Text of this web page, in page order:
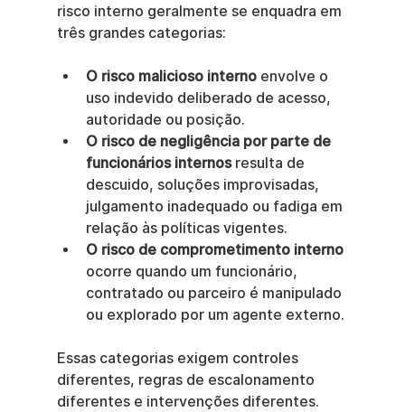
risco interno geralmente se enquadra em
três grandes categorias:
O risco malicioso interno envolve o
uso indevido deliberado de acesso,
autoridade ou posição.
O risco de negligência por parte de
funcionários internos resulta de
descuido, soluções improvisadas,
julgamento inadequado ou fadiga em
relação às políticas vigentes.
O risco de comprometimento interno
ocorre quando um funcionário,
contratado ou parceiro é manipulado
ou explorado por um agente externo.
Essas categorias exigem controles
diferentes, regras de escalonamento
diferentes e intervenções diferentes.